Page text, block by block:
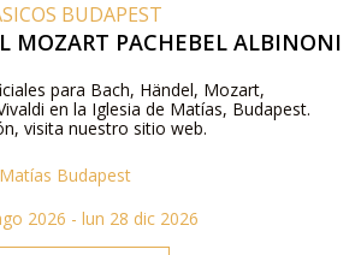
BUDAPEST
MOZART PACHEBEL ALBINONI
para Bach, Händel, Mozart,
en la Iglesia de Matías, Budapest.
visita nuestro sitio web.
Budapest
2026 - lun 28 dic 2026